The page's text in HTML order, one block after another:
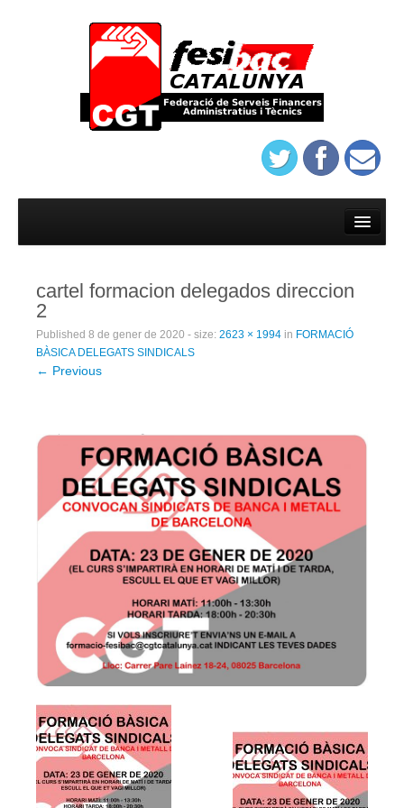
On trobar-nos
Estatuts del sindicat de banca de Barcelona
Protocol d’assatjament de Banca
Agenda
Convenis
Activitats administratives
Conveni Col·lectiu de Consultoria i Estudis de Mercat i
Conveni Col·lectiu d’Enginyeria i Oficines d’Estudis Tècnics
Conveni Col·lectiu d’Oficines i Despatxos 2019-2021
Entitats de crèdit i asseguradores
Conveni Col·lectiu d’Assegurances 2016-2019
Tablas salariales del Convenio de Seguros 2018 y 2019
Conveni Col·lectiu de Banca 2015-2018
Conveni Col·lectiu de Caixes i Entitats d’Estalvi 2011-2014
cartel formacion delegados direccion
2
Published 8 de gener de 2020 - size: 2623 × 1994 in FORMACIÓ
BÀSICA DELEGATS SINDICALS
← Previous